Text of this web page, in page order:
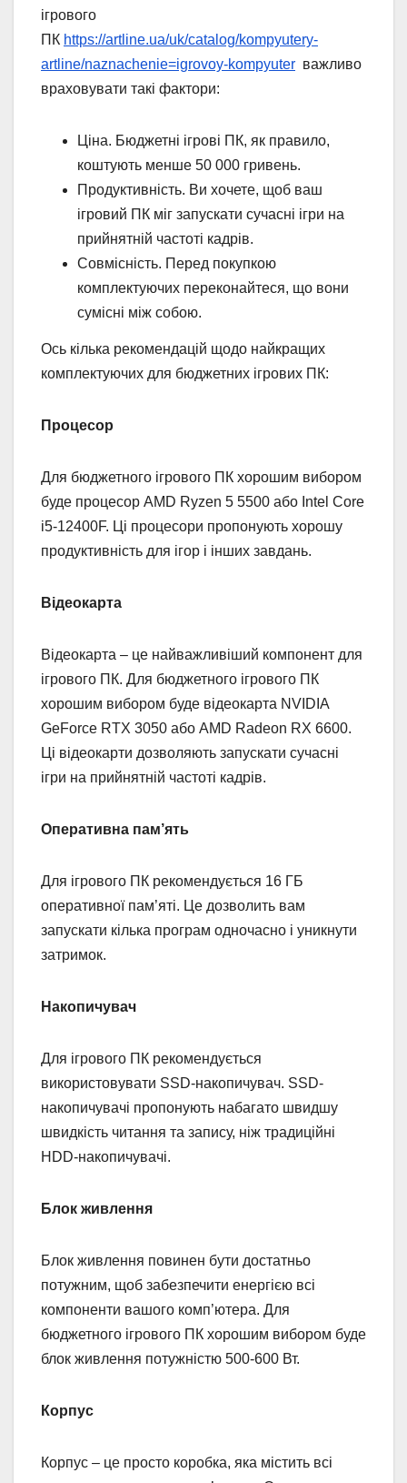
ігрового
ПК https://artline.ua/uk/catalog/kompyutery-
artline/naznachenie=igrovoy-kompyuter важливо
враховувати такі фактори:
Ціна. Бюджетні ігрові ПК, як правило,
коштують менше 50 000 гривень.
Продуктивність. Ви хочете, щоб ваш
ігровий ПК міг запускати сучасні ігри на
прийнятній частоті кадрів.
Совмісність. Перед покупкою
комплектуючих переконайтеся, що вони
сумісні між собою.
Ось кілька рекомендацій щодо найкращих
комплектуючих для бюджетних ігрових ПК:
Процесор
Для бюджетного ігрового ПК хорошим вибором
буде процесор AMD Ryzen 5 5500 або Intel Core
i5-12400F. Ці процесори пропонують хорошу
продуктивність для ігор і інших завдань.
Відеокарта
Відеокарта – це найважливіший компонент для
ігрового ПК. Для бюджетного ігрового ПК
хорошим вибором буде відеокарта NVIDIA
GeForce RTX 3050 або AMD Radeon RX 6600.
Ці відеокарти дозволяють запускати сучасні
ігри на прийнятній частоті кадрів.
Оперативна пам’ять
Для ігрового ПК рекомендується 16 ГБ
оперативної пам’яті. Це дозволить вам
запускати кілька програм одночасно і уникнути
затримок.
Накопичувач
Для ігрового ПК рекомендується
використовувати SSD-накопичувач. SSD-
накопичувачі пропонують набагато швидшу
швидкість читання та запису, ніж традиційні
HDD-накопичувачі.
Блок живлення
Блок живлення повинен бути достатньо
потужним, щоб забезпечити енергією всі
компоненти вашого комп’ютера. Для
бюджетного ігрового ПК хорошим вибором буде
блок живлення потужністю 500-600 Вт.
Корпус
Корпус – це просто коробка, яка містить всі